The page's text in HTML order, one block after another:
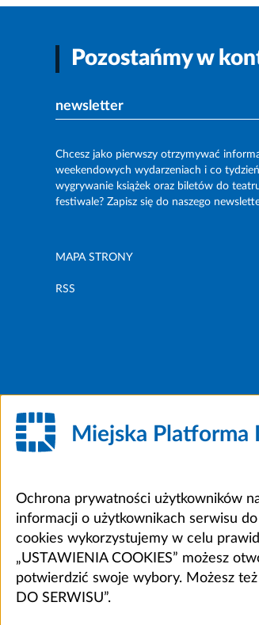
Pozostańmy w
newsletter
Chcesz jako pierwszy otrzymywać
weekendowych wydarzeniach i co
wygrywanie książek oraz biletów do
festiwale? Zapisz się do naszego
MAPA STRONY
RSS
Miejska Platforma
Ochrona prywatności użytkowników
informacji o użytkownikach serwisu
cookies wykorzystujemy w celu
„USTAWIENIA COOKIES” możesz
potwierdzić swoje wybory. Możesz
DO SERWISU”.